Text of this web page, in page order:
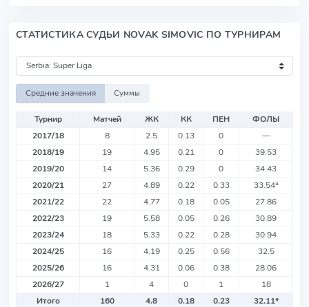
СТАТИСТИКА СУДЬИ NOVAK SIMOVIC ПО ТУРНИРАМ
Средние значения Суммы
Турнир Матчей ЖК КК ПЕН
ФОЛЫ
2017/18
8 2.5 0.13 0
—
2018/19
19 4.95 0.21 0
39.53
2019/20
14 5.36 0.29 0
34.43
2020/21
27 4.89 0.22 0.33 33.54*
2021/22
22 4.77 0.18 0.05
27.86
2022/23
19 5.58 0.05 0.26
30.89
2023/24
18 5.33 0.22 0.28
30.94
2024/25
16 4.19 0.25 0.56
32.5
2025/26
16 4.31 0.06 0.38
28.06
2026/27
1 4 0 1
18
Итого
160 4.8 0.18 0.23 32.11*